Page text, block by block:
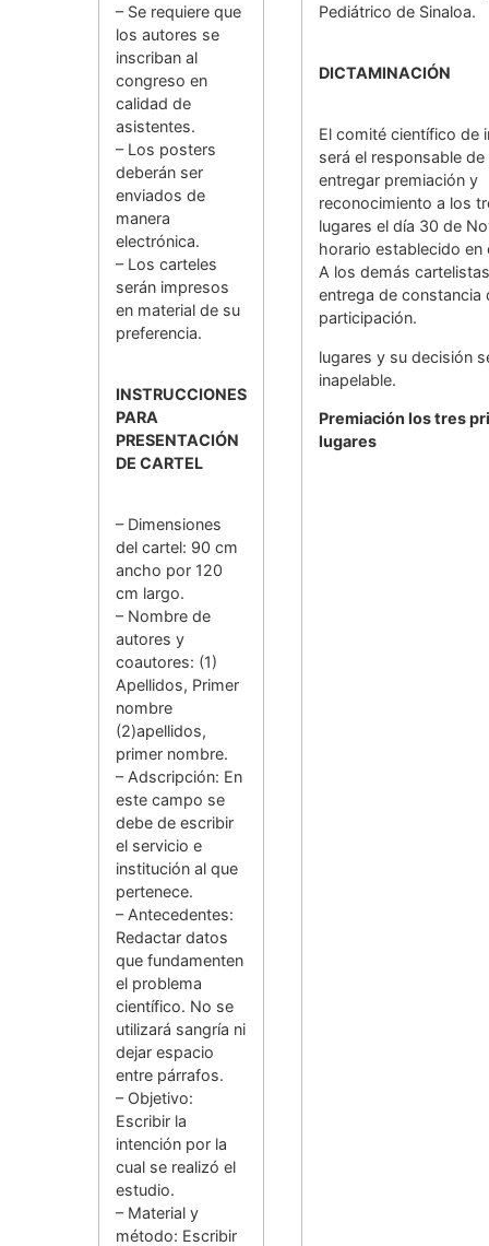
– Se requiere que
los autores se
inscriban al
congreso en
calidad de
asistentes.
– Los posters
deberán ser
enviados de
manera
electrónica.
– Los carteles
serán impresos
en material de su
preferencia.
INSTRUCCIONES
PARA
PRESENTACIÓN
DE CARTEL
– Dimensiones
del cartel: 90 cm
ancho por 120
cm largo.
– Nombre de
autores y
coautores: (1)
Apellidos, Primer
nombre
(2)apellidos,
primer nombre.
– Adscripción: En
este campo se
debe de escribir
el servicio e
institución al que
pertenece.
– Antecedentes:
Redactar datos
que fundamenten
el problema
científico. No se
utilizará sangría ni
dejar espacio
entre párrafos.
– Objetivo:
Escribir la
intención por la
cual se realizó el
estudio.
– Material y
método: Escribir
Pediátrico de Sinaloa.
DICTAMINACIÓN
El comité científico de
será el responsable
entregar premiación y
reconocimiento a los
lugares el día 30 de
horario establecido en
A los demás
entrega de constancia
participación.
lugares y su decisión
inapelable.
Premiación los tres
lugares